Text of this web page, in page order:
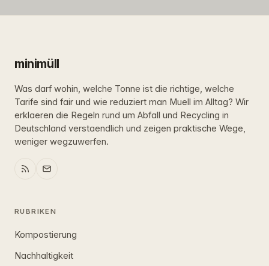
minimüll
Was darf wohin, welche Tonne ist die richtige, welche
Tarife sind fair und wie reduziert man Muell im Alltag? Wir
erklaeren die Regeln rund um Abfall und Recycling in
Deutschland verstaendlich und zeigen praktische Wege,
weniger wegzuwerfen.
RUBRIKEN
Kompostierung
Nachhaltigkeit